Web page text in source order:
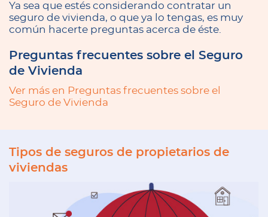
Ya sea que estés considerando contratar un
seguro de vivienda, o que ya lo tengas, es muy
común hacerte preguntas acerca de éste.
Preguntas frecuentes sobre el Seguro
de Vivienda
Ver más en Preguntas frecuentes sobre el
Seguro de Vivienda
Tipos de seguros de propietarios de
viviendas